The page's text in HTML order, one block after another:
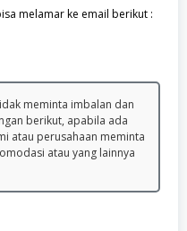
melamar ke email berikut :
meminta imbalan dan
berikut, apabila ada
atau perusahaan meminta
atau yang lainnya